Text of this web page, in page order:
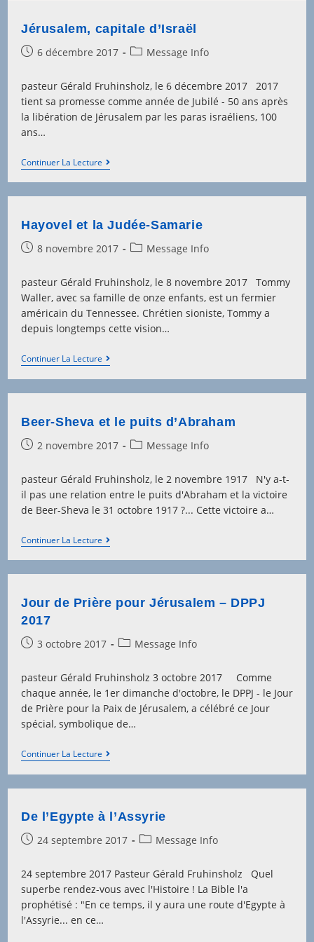
Jérusalem, capitale d’Israël
Post6 décembre 2017
PostMessage Info
pasteur Gérald Fruhinsholz, le 6 décembre 2017 2017
tient sa promesse comme année de Jubilé - 50 ans après
la libération de Jérusalem par les paras israéliens, 100
ans…
Continuer La LectureJérusalem,
Capitale
D’Israël
Hayovel et la Judée-Samarie
Post8 novembre 2017
PostMessage Info
pasteur Gérald Fruhinsholz, le 8 novembre 2017 Tommy
Waller, avec sa famille de onze enfants, est un fermier
américain du Tennessee. Chrétien sioniste, Tommy a
depuis longtemps cette vision…
Continuer La LectureHayovel
Et
La
Judée-
Beer-Sheva et le puits d’Abraham
Post2 novembre 2017
PostMessage Info
pasteur Gérald Fruhinsholz, le 2 novembre 1917 N'y a-t-
il pas une relation entre le puits d'Abraham et la victoire
de Beer-Sheva le 31 octobre 1917 ?... Cette victoire a…
Continuer La LectureBeer-
Sheva
Et
Le
D’Abraham
Jour de Prière pour Jérusalem – DPPJ
2017
Post3 octobre 2017
PostMessage Info
pasteur Gérald Fruhinsholz 3 octobre 2017 Comme
chaque année, le 1er dimanche d'octobre, le DPPJ - le Jour
de Prière pour la Paix de Jérusalem, a célébré ce Jour
spécial, symbolique de…
Continuer La LectureJour
De
Prière
Pour
–
DPPJ
De l’Egypte à l’Assyrie
Post24 septembre 2017
PostMessage Info
24 septembre 2017 Pasteur Gérald Fruhinsholz Quel
superbe rendez-vous avec l'Histoire ! La Bible l'a
prophétisé : "En ce temps, il y aura une route d'Egypte à
l'Assyrie... en ce…